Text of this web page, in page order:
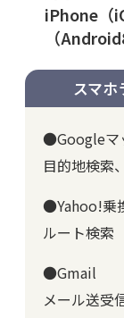
iPhone（
（
スマ
●Googleマ
目的地検索
●Yahoo!乗
ルート検索
●Gmail
メール送受